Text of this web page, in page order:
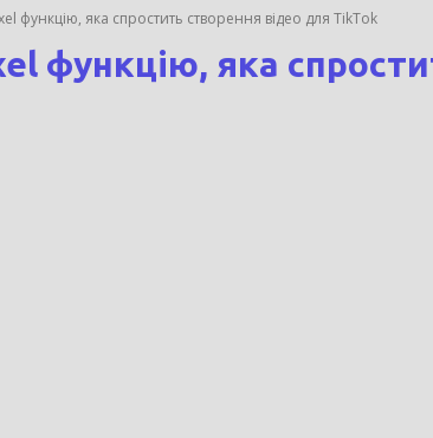
функцію, яка спростить створення відео для TikTok
функцію, яка